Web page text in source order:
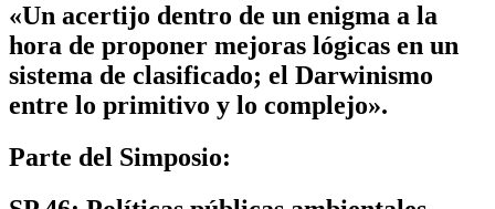
«Un acertijo dentro de un enigma a la
hora de proponer mejoras lógicas en un
sistema de clasificado; el Darwinismo
entre lo primitivo y lo complejo».
Parte del Simposio: